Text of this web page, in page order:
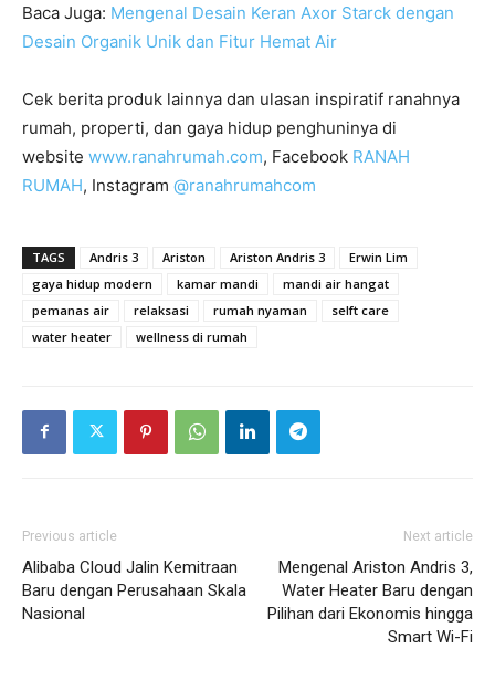
Baca Juga: Mengenal Desain Keran Axor Starck dengan
Desain Organik Unik dan Fitur Hemat Air
Cek berita produk lainnya dan ulasan inspiratif ranahnya
rumah, properti, dan gaya hidup penghuninya di
website www.ranahrumah.com, Facebook RANAH
RUMAH, Instagram @ranahrumahcom
TAGS Andris 3 Ariston Ariston Andris 3
Erwin Lim
gaya hidup modern
kamar mandi
mandi air hangat
pemanas air
relaksasi rumah nyaman
selft care
water heater
wellness di rumah
Previous article
Alibaba Cloud Jalin Kemitraan
Baru dengan Perusahaan Skala
Nasional
Next article
Mengenal Ariston Andris 3,
Water Heater Baru dengan
Pilihan dari Ekonomis hingga
Smart Wi-Fi